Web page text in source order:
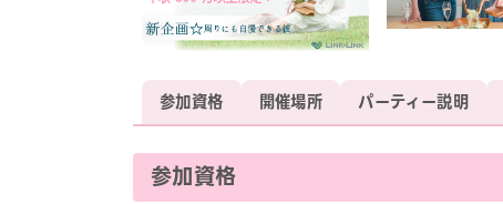
参加資格 開催場所 パーティー説明
参加資格